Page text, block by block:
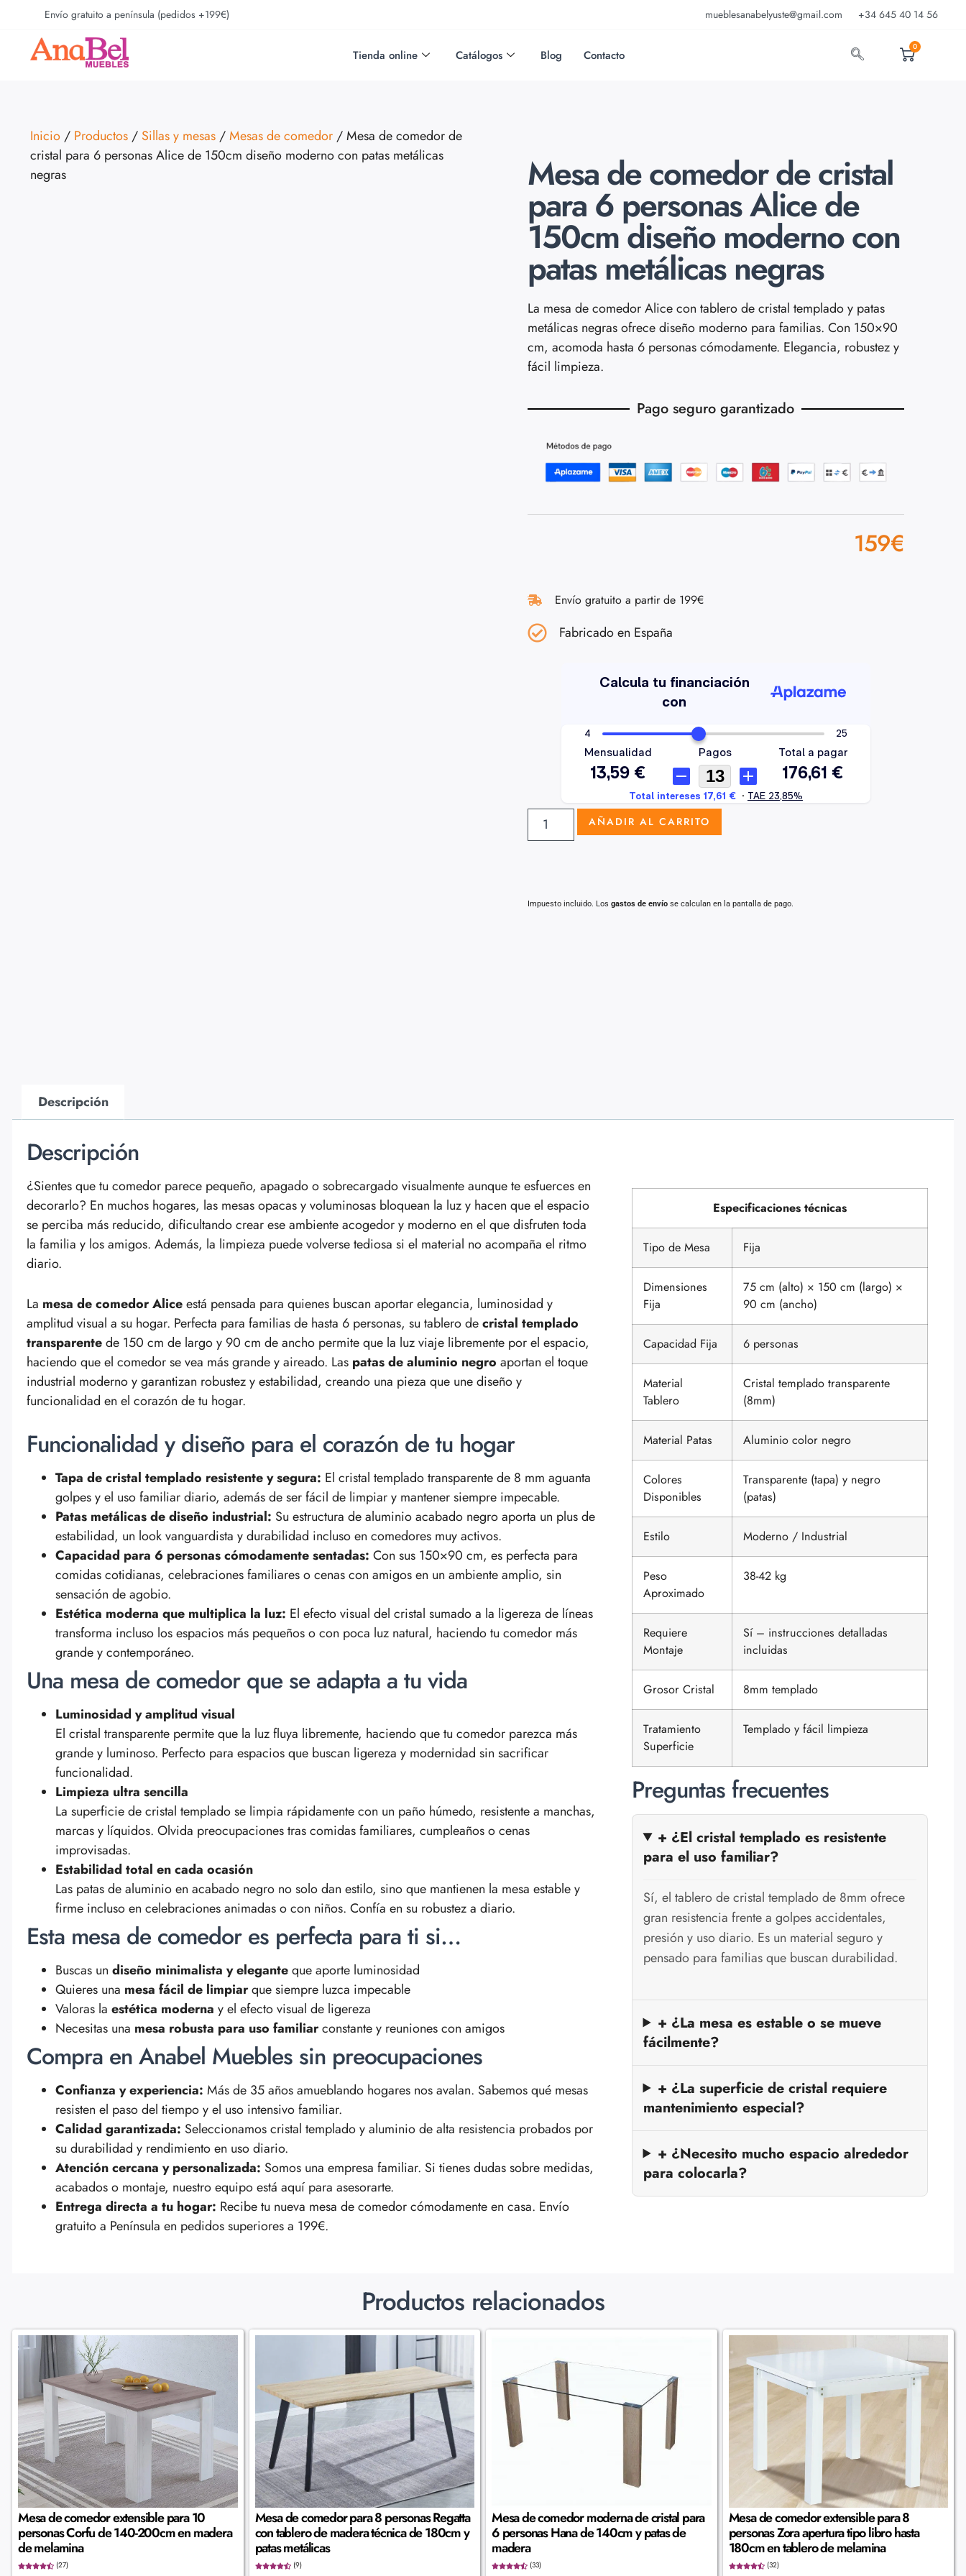
Envío gratuito a península (pedidos +199€) mueblesanabelyuste@gmail.com +34 645 40 14 56
Tienda online Catálogos Blog Contacto
0
Inicio / Productos / Sillas y mesas /Mesas de comedor / Mesa de comedor de
cristal para 6 personas Alice de 150cm diseño moderno con patas metálicas
negras
Mesa de comedor de cristal
para 6 personas Alice de
150cm diseño moderno con
patas metálicas negras
La mesa de comedor Alice con tablero de cristal templado y patas
metálicas negras ofrece diseño moderno para familias. Con 150×90
cm, acomoda hasta 6 personas cómodamente. Elegancia, robustez y
fácil limpieza.
Pago seguro garantizado
159€
Envío gratuito a partir de 199€
Fabricado en España
AÑADIR AL CARRITO
Impuesto incluido. Los gastos de envío se calculan en la pantalla de pago.
Descripción
Descripción
¿Sientes que tu comedor parece pequeño, apagado o sobrecargado visualmente aunque te esfuerces en
decorarlo? En muchos hogares, las mesas opacas y voluminosas bloquean la luz y hacen que el espacio
se perciba más reducido, dificultando crear ese ambiente acogedor y moderno en el que disfruten toda
la familia y los amigos. Además, la limpieza puede volverse tediosa si el material no acompaña el ritmo
diario.
La mesa de comedor Aliceestá pensada para quienes buscan aportar elegancia, luminosidad y
amplitud visual a su hogar. Perfecta para familias de hasta 6 personas, su tablero decristal templado
transparentede 150 cm de largo y 90 cm de ancho permite que la luz viaje libremente por el espacio,
haciendo que el comedor se vea más grande y aireado. Las patas de aluminio negro aportan el toque
industrial moderno y garantizan robustez y estabilidad, creando una pieza que une diseño y
funcionalidad en el corazón de tu hogar.
Funcionalidad y diseño para el corazón de tu hogar
Tapa de cristal templado resistente y segura: El cristal templado transparente de 8 mm aguanta
golpes y el uso familiar diario, además de ser fácil de limpiar y mantener siempre impecable.
Patas metálicas de diseño industrial: Su estructura de aluminio acabado negro aporta un plus de
estabilidad, un look vanguardista y durabilidad incluso en comedores muy activos.
Capacidad para 6 personas cómodamente sentadas: Con sus 150×90 cm, es perfecta para
comidas cotidianas, celebraciones familiares o cenas con amigos en un ambiente amplio, sin
sensación de agobio.
Estética moderna que multiplica la luz: El efecto visual del cristal sumado a la ligereza de líneas
transforma incluso los espacios más pequeños o con poca luz natural, haciendo tu comedor más
grande y contemporáneo.
Una mesa de comedor que se adapta a tu vida
Luminosidad y amplitud visual
El cristal transparente permite que la luz fluya libremente, haciendo que tu comedor parezca más
grande y luminoso. Perfecto para espacios que buscan ligereza y modernidad sin sacrificar
funcionalidad.
Limpieza ultra sencilla
La superficie de cristal templado se limpia rápidamente con un paño húmedo, resistente a manchas,
marcas y líquidos. Olvida preocupaciones tras comidas familiares, cumpleaños o cenas
improvisadas.
Estabilidad total en cada ocasión
Las patas de aluminio en acabado negro no solo dan estilo, sino que mantienen la mesa estable y
firme incluso en celebraciones animadas o con niños. Confía en su robustez a diario.
Esta mesa de comedor es perfecta para ti si…
Buscas un diseño minimalista y eleganteque aporte luminosidad
Quieres una mesa fácil de limpiarque siempre luzca impecable
Valoras la estética moderna y el efecto visual de ligereza
Necesitas una mesa robusta para uso familiarconstante y reuniones con amigos
Compra en Anabel Muebles sin preocupaciones
Confianza y experiencia: Más de 35 años amueblando hogares nos avalan. Sabemos qué mesas
resisten el paso del tiempo y el uso intensivo familiar.
Calidad garantizada: Seleccionamos cristal templado y aluminio de alta resistencia probados por
su durabilidad y rendimiento en uso diario.
Atención cercana y personalizada: Somos una empresa familiar. Si tienes dudas sobre medidas,
acabados o montaje, nuestro equipo está aquí para asesorarte.
Entrega directa a tu hogar: Recibe tu nueva mesa de comedor cómodamente en casa. Envío
gratuito a Península en pedidos superiores a 199€.
Especificaciones técnicas
Tipo de Mesa Fija
Dimensiones
Fija
75 cm (alto) × 150 cm (largo) ×
90 cm (ancho)
Capacidad Fija 6 personas
Material
Tablero
Cristal templado transparente
(8mm)
Material Patas Aluminio color negro
Colores
Disponibles
Transparente (tapa) y negro
(patas)
Estilo Moderno / Industrial
Peso
Aproximado
38-42 kg
Requiere
Montaje
Sí – instrucciones detalladas
incluidas
Grosor Cristal 8mm templado
Tratamiento
Superficie
Templado y fácil limpieza
Preguntas frecuentes
+ ¿El cristal templado es resistente
para el uso familiar?
Sí, el tablero de cristal templado de 8mm ofrece
gran resistencia frente a golpes accidentales,
presión y uso diario. Es un material seguro y
pensado para familias que buscan durabilidad.
+ ¿La mesa es estable o se mueve
fácilmente?
+ ¿La superficie de cristal requiere
mantenimiento especial?
+ ¿Necesito mucho espacio alrededor
para colocarla?
Productos relacionados
Mesa de comedor extensible para 10
personas Corfu de 140-200cm en madera
de melamina
(27)
Mesa de comedor para 8 personas Regatta
con tablero de madera técnica de 180cm y
patas metálicas
(9)
Mesa de comedor moderna de cristal para
6 personas Hana de 140cm y patas de
madera
(33)
Mesa de comedor extensible para 8
personas Zora apertura tipo libro hasta
180cm en tablero de melamina
(32)